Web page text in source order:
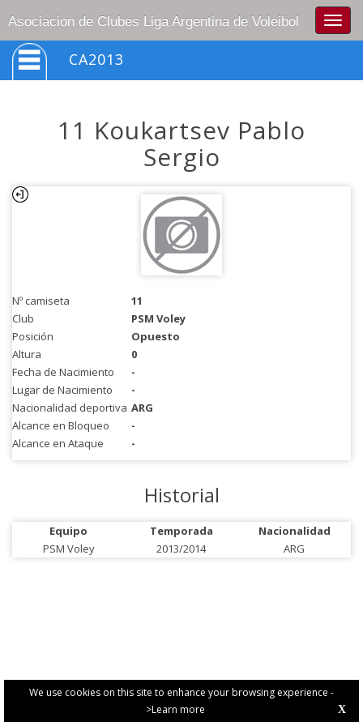
We use cookies on this site to enhance your browsing experience -
>Learn more
X
Asociacion de Clubes Liga Argentina de Voleibol
CA2013
11 Koukartsev Pablo
Sergio
Nº camiseta
11
Club
PSM Voley
Posición
Opuesto
Altura
0
Fecha de Nacimiento
-
Lugar de Nacimiento
-
Nacionalidad deportiva ARG
Alcance en Bloqueo
-
Alcance en Ataque
-
Historial
Equipo Temporada
Nacionalidad
PSM Voley
2013/2014 ARG